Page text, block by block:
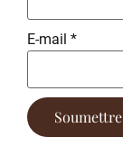
E-mail *